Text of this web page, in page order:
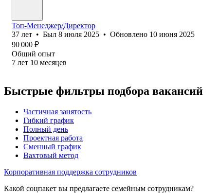
Топ-Менеджер/Директор
37 лет • Был 8 июля 2025 • Обновлено 10 июня 2025
90 000 ₽
Общий опыт
7 лет 10 месяцев
Быстрые фильтры подбора вакансий
Частичная занятость
Гибкий график
Полный день
Проектная работа
Сменный график
Вахтовый метод
Корпоративная поддержка сотрудников
Какой соцпакет вы предлагаете семейным сотрудникам?